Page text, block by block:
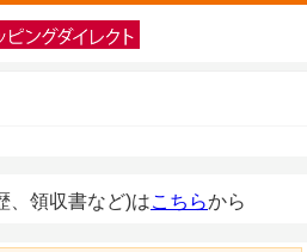
、領収書など)はこちらから